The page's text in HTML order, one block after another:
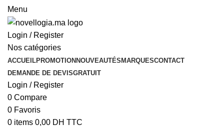
Menu
Login / Register
Nos catégories
ACCUEILPROMOTIONNOUVEAUTÉSMARQUESCONTACT
DEMANDE DE DEVISGRATUIT
Login / Register
0 Compare
0 Favoris
0 items 0,00 DH TTC